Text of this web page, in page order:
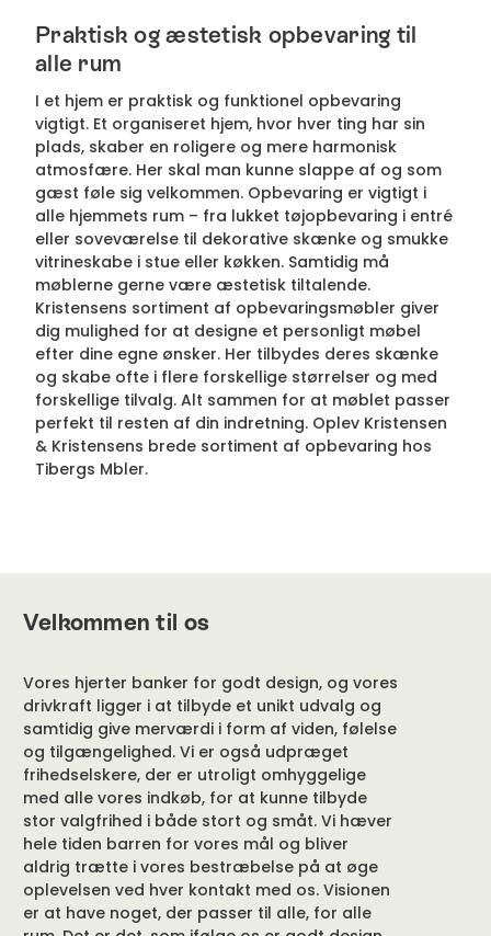
Praktisk og æstetisk opbevaring til
alle rum
I et hjem er praktisk og funktionel opbevaring
vigtigt. Et organiseret hjem, hvor hver ting har sin
plads, skaber en roligere og mere harmonisk
atmosfære. Her skal man kunne slappe af og som
gæst føle sig velkommen. Opbevaring er vigtigt i
alle hjemmets rum – fra lukket tøjopbevaring i entré
eller soveværelse til dekorative skænke og smukke
vitrineskabe i stue eller køkken. Samtidig må
møblerne gerne være æstetisk tiltalende.
Kristensens sortiment af opbevaringsmøbler giver
dig mulighed for at designe et personligt møbel
efter dine egne ønsker. Her tilbydes deres skænke
og skabe ofte i flere forskellige størrelser og med
forskellige tilvalg. Alt sammen for at møblet passer
perfekt til resten af din indretning. Oplev Kristensen
& Kristensens brede sortiment af opbevaring hos
Tibergs Mbler.
Velkommen til os
Vores hjerter banker for godt design, og vores
drivkraft ligger i at tilbyde et unikt udvalg og
samtidig give merværdi i form af viden, følelse
og tilgængelighed. Vi er også udpræget
frihedselskere, der er utroligt omhyggelige
med alle vores indkøb, for at kunne tilbyde
stor valgfrihed i både stort og småt. Vi hæver
hele tiden barren for vores mål og bliver
aldrig trætte i vores bestræbelse på at øge
oplevelsen ved hver kontakt med os. Visionen
er at have noget, der passer til alle, for alle